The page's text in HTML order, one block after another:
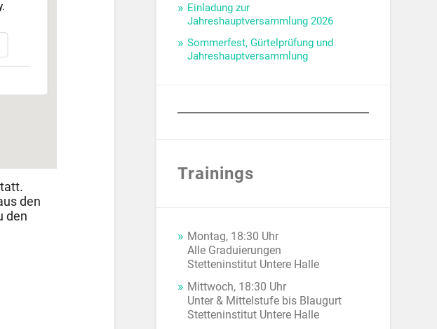
den
den
Einladung zur
Jahreshauptversammlung 2026
Sommerfest, Gürtelprüfung und
Jahreshauptversammlung
Trainings
Montag, 18:30 Uhr
Alle Graduierungen
Stetteninstitut Untere Halle
Mittwoch, 18:30 Uhr
Unter & Mittelstufe bis Blaugurt
Stetteninstitut Untere Halle